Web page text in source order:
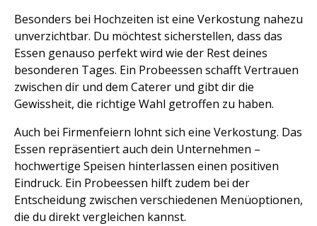
Besonders bei Hochzeiten ist eine Verkostung nahezu
unverzichtbar. Du möchtest sicherstellen, dass das
Essen genauso perfekt wird wie der Rest deines
besonderen Tages. Ein Probeessen schafft Vertrauen
zwischen dir und dem Caterer und gibt dir die
Gewissheit, die richtige Wahl getroffen zu haben.
Auch bei Firmenfeiern lohnt sich eine Verkostung. Das
Essen repräsentiert auch dein Unternehmen –
hochwertige Speisen hinterlassen einen positiven
Eindruck. Ein Probeessen hilft zudem bei der
Entscheidung zwischen verschiedenen Menüoptionen,
die du direkt vergleichen kannst.